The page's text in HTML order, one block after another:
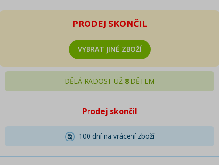
PRODEJ SKONČIL
VYBRAT JINÉ ZBOŽÍ
DĚLÁ RADOST UŽ 8 DĚTEM
Prodej skončil
100 dní na vrácení zboží